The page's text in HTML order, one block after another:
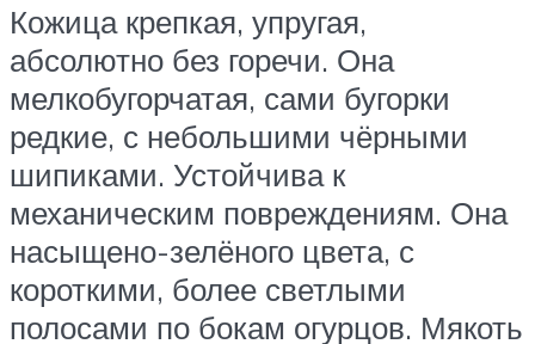
Кожица крепкая, упругая,
абсолютно без горечи. Она
мелкобугорчатая, сами бугорки
редкие, с небольшими чёрными
шипиками. Устойчива к
механическим повреждениям. Она
насыщено-зелёного цвета, с
короткими, более светлыми
полосами по бокам огурцов. Мякоть